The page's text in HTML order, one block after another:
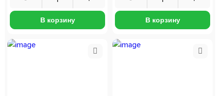
В корзину В корзину